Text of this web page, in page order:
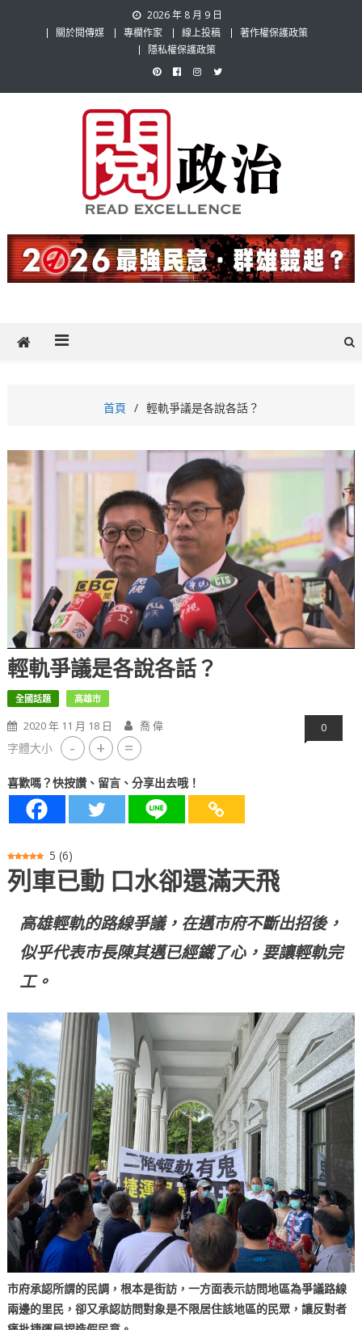
2026 年 8 月 9 日
關於閱傳媒
專欄作家 線上投稿
著作權保護政策
隱私權保護政策
閱政治 Read Gov News
題，也要專業評論，閱政治與多元的政治評論家與專欄作家邀稿合作，
讓讀者有最多元和專業的選擇。
首頁 輕軌爭議是各說各話？
輕軌爭議是各說各話？
全國話題 高雄市
2020 年 11 月 18 日 喬 偉 0
字體大小 - + =
喜歡嗎？快按讚、留言、分享出去哦！
5 (6)
列車已動 口水卻還滿天飛
高雄輕軌的路線爭議，在邁市府不斷出招後，
似乎代表市長陳其邁已經鐵了心，要讓輕軌完
工。
市府承認所謂的民調，根本是街訪，一方面表示訪問地區為爭議路線
兩邊的里民，卻又承認訪問對象是不限居住該地區的民眾，讓反對者